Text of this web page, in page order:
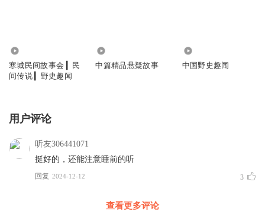
寒城民间故事会 ▎民
间传说 ▎野史趣闻
中篇精品悬疑故事 中国野史趣闻
用户评论
听友306441071
挺好的，还能注意睡前的听
回复 2024-12-12 3
查看更多评论